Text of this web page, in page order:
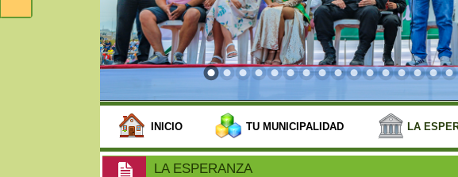
INICIO TU MUNICIPALIDAD LA
LA ESPERANZA